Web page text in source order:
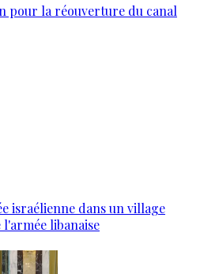
pour la réouverture du canal
israélienne dans un village
libanaise